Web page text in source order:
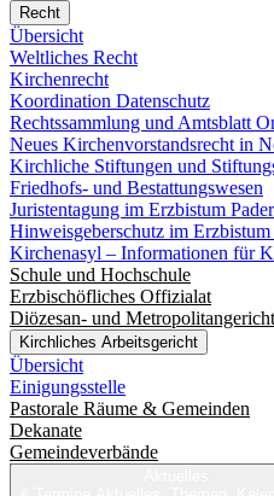
Recht
Übersicht
Weltliches Recht
Kirchenrecht
Koordination Datenschutz
Rechtssammlung und Amtsblatt
Neues Kirchenvorstandsrecht in
Kirchliche Stiftungen und
Friedhofs- und Bestattungswesen
Juristentagung im Erzbistum
Hinweisgeberschutz im Erzbistum
Kirchenasyl – Informationen für
Schule und Hochschule
Erzbischöfliches Offizialat
Diözesan- und Metropolitangericht
Kirchliches Arbeitsgericht
Übersicht
Einigungsstelle
Pastorale Räume & Gemeinden
Dekanate
Gemeindeverbände